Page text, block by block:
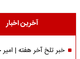
آخرین اخبار
خبر تلخ آخر هفته |